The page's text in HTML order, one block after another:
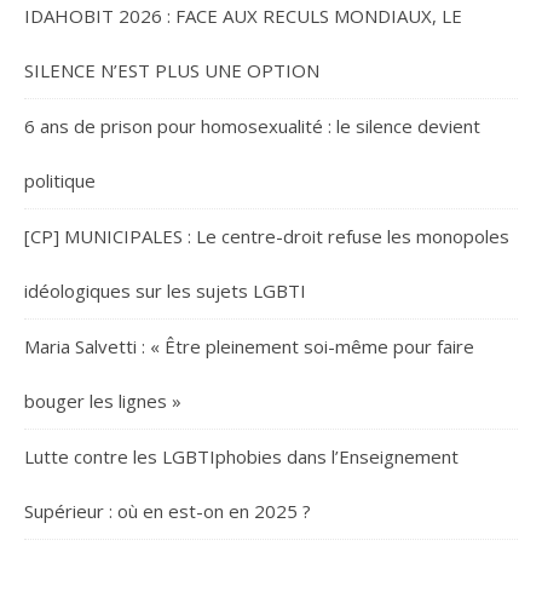
IDAHOBIT 2026 : FACE AUX RECULS MONDIAUX, LE
SILENCE N’EST PLUS UNE OPTION
6 ans de prison pour homosexualité : le silence devient
politique
[CP] MUNICIPALES : Le centre-droit refuse les monopoles
idéologiques sur les sujets LGBTI
Maria Salvetti : « Être pleinement soi-même pour faire
bouger les lignes »
Lutte contre les LGBTIphobies dans l’Enseignement
Supérieur : où en est-on en 2025 ?